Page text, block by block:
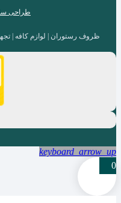
طراحی
ظروف رستوران | لوازم کافه |
keyboard_arrow_up
0